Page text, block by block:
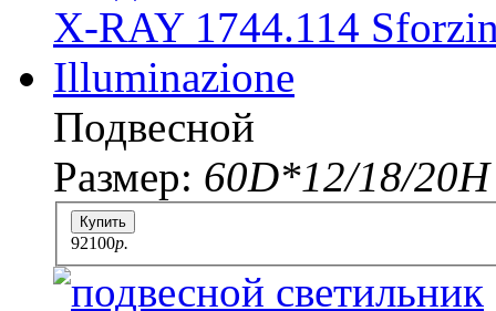
Подвесной
Размер: 60D*12/18/20H
Купить
92100p.